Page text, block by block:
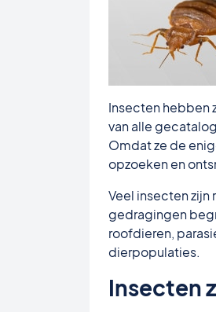
Insecten hebben
van alle
Omdat ze de
opzoeken en
Veel insecten
gedragingen
roofdieren,
dierpopulaties.
Insecten